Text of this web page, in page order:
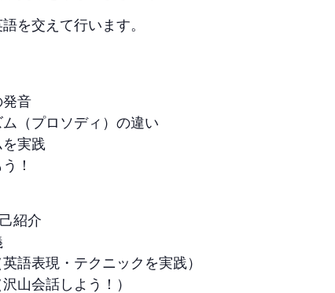
を交えて行います。
発音
（プロソディ）の違い
を実践
！
紹介
語表現・テクニックを実践）
山会話しよう！）